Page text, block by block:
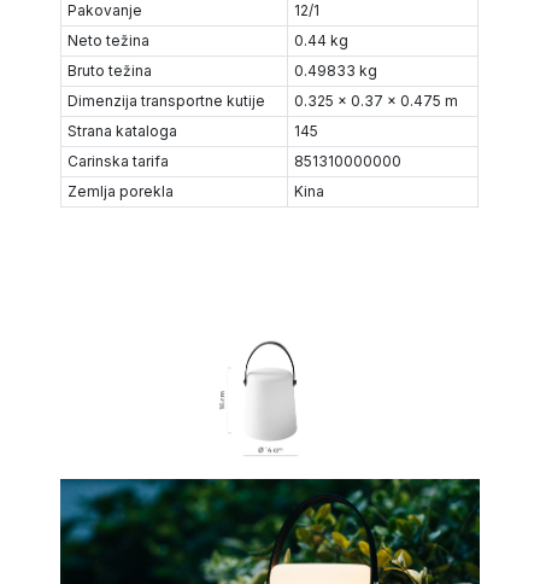
Pakovanje
12/1
Neto težina
0.44 kg
Bruto težina
0.49833 kg
Dimenzija transportne kutije
0.325 x 0.37 x 0.475 m
Strana kataloga
145
Carinska tarifa
851310000000
Zemlja porekla
Kina